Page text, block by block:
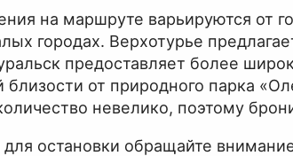
на маршруте варьируются от
городах. Верхотурье
предоставляет более
близости от природного парка
невелико, поэтому
остановки обращайте